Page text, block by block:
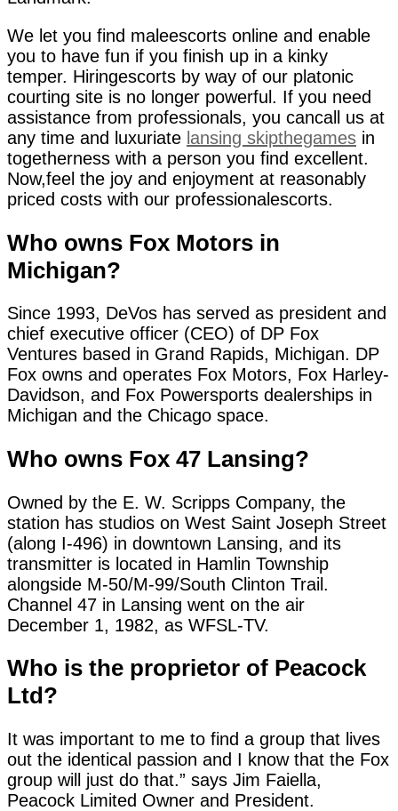
We let you find maleescorts online and enable
you to have fun if you finish up in a kinky
temper. Hiringescorts by way of our platonic
courting site is no longer powerful. If you need
assistance from professionals, you cancall us at
any time and luxuriate lansing skipthegames in
togetherness with a person you find excellent.
Now,feel the joy and enjoyment at reasonably
priced costs with our professionalescorts.
Who owns Fox Motors in
Michigan?
Since 1993, DeVos has served as president and
chief executive officer (CEO) of DP Fox
Ventures based in Grand Rapids, Michigan. DP
Fox owns and operates Fox Motors, Fox Harley-
Davidson, and Fox Powersports dealerships in
Michigan and the Chicago space.
Who owns Fox 47 Lansing?
Owned by the E. W. Scripps Company, the
station has studios on West Saint Joseph Street
(along I-496) in downtown Lansing, and its
transmitter is located in Hamlin Township
alongside M-50/M-99/South Clinton Trail.
Channel 47 in Lansing went on the air
December 1, 1982, as WFSL-TV.
Who is the proprietor of Peacock
Ltd?
It was important to me to find a group that lives
out the identical passion and I know that the Fox
group will just do that.” says Jim Faiella,
Peacock Limited Owner and President.